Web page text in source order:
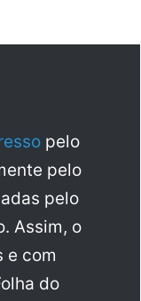
pelo
pelo
pelo
Assim, o
e com
do